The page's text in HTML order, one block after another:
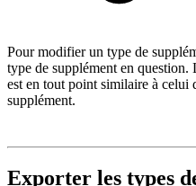
Pour modifier un type de
type de supplément en
est en tout point similaire à celui
supplément.
Exporter les types